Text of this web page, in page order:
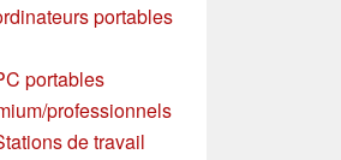
portables
portables
professionnels
de travail